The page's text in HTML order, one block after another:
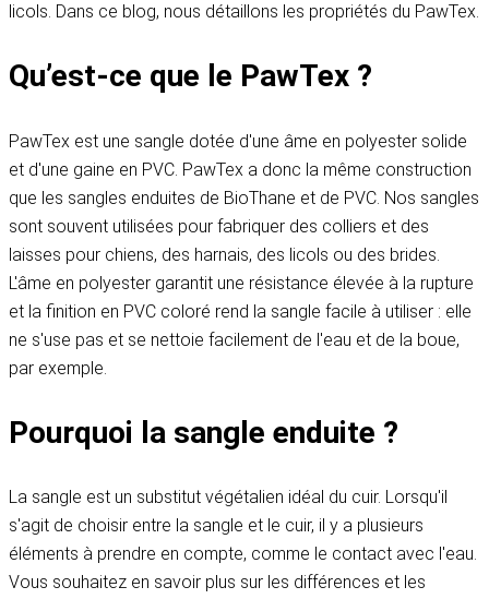
licols. Dans ce blog, nous détaillons les propriétés du PawTex.
Qu’est-ce que le PawTex ?
PawTex est une sangle dotée d'une âme en polyester solide
et d'une gaine en PVC. PawTex a donc la même construction
que les sangles enduites de BioThane et de PVC. Nos sangles
sont souvent utilisées pour fabriquer des colliers et des
laisses pour chiens, des harnais, des licols ou des brides.
L'âme en polyester garantit une résistance élevée à la rupture
et la finition en PVC coloré rend la sangle facile à utiliser : elle
ne s'use pas et se nettoie facilement de l'eau et de la boue,
par exemple.
Pourquoi la sangle enduite ?
La sangle est un substitut végétalien idéal du cuir. Lorsqu'il
s'agit de choisir entre la sangle et le cuir, il y a plusieurs
éléments à prendre en compte, comme le contact avec l'eau.
Vous souhaitez en savoir plus sur les différences et les